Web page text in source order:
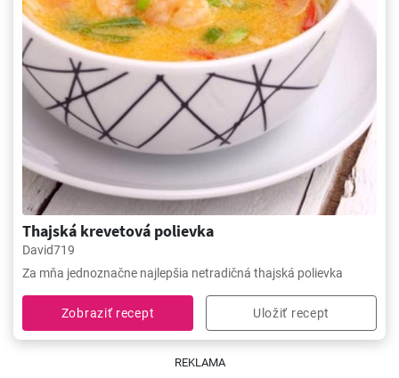
Thajská krevetová polievka
David719
Za mňa jednoznačne najlepšia netradičná thajská polievka
Zobraziť recept Uložiť recept
REKLAMA